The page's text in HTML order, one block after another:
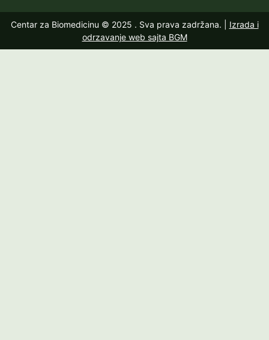
Centar za Biomedicinu © 2025 . Sva prava zadržana. | Izrada i
odrzavanje web sajta BGM